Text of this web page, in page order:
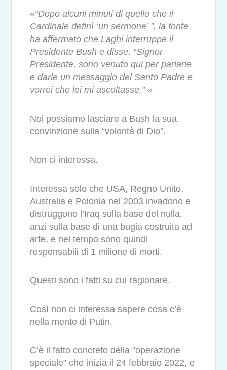
«“Dopo alcuni minuti di quello che il
Cardinale definì ‘un sermone’ ”, la fonte
ha affermato che Laghi interruppe il
Presidente Bush e disse, “Signor
Presidente, sono venuto qui per parlarle
e darle un messaggio del Santo Padre e
vorrei che lei mi ascoltasse.” »
Noi possiamo lasciare a Bush la sua
convinzione sulla “volontà di Dio”.
Non ci interessa.
Interessa solo che USA, Regno Unito,
Australia e Polonia nel 2003 invadono e
distruggono l’Iraq sulla base del nulla,
anzi sulla base di una bugia costruita ad
arte, e nel tempo sono quindi
responsabili di 1 milione di morti.
Questi sono i fatti su cui ragionare.
Così non ci interessa sapere cosa c’è
nella mente di Putin.
C’è il fatto concreto della “operazione
speciale” che inizia il 24 febbraio 2022, e